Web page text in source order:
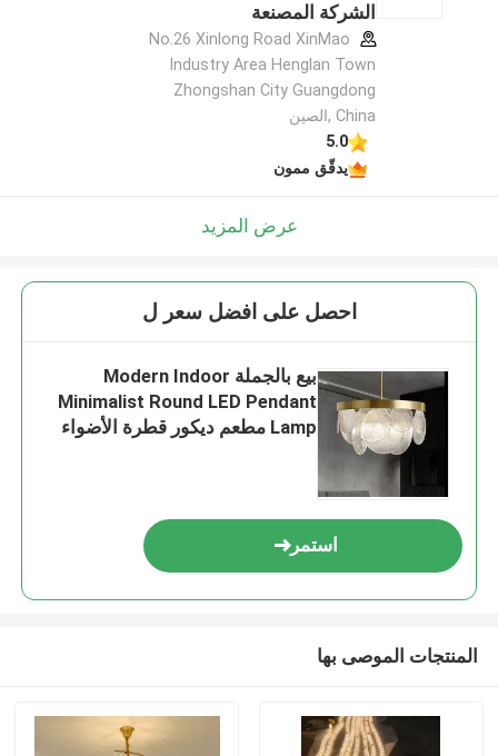
الشركة المصنعة
No.26 Xinlong Road XinMao
Industry Area Henglan Town
Zhongshan City Guangdong
China ,الصين
5.0
يدقّق ممون
عرض المزيد
احصل على افضل سعر ل
بيع بالجملة Modern Indoor
Minimalist Round LED Pendant
Lamp مطعم ديكور قطرة الأضواء
استمر
المنتجات الموصى بها